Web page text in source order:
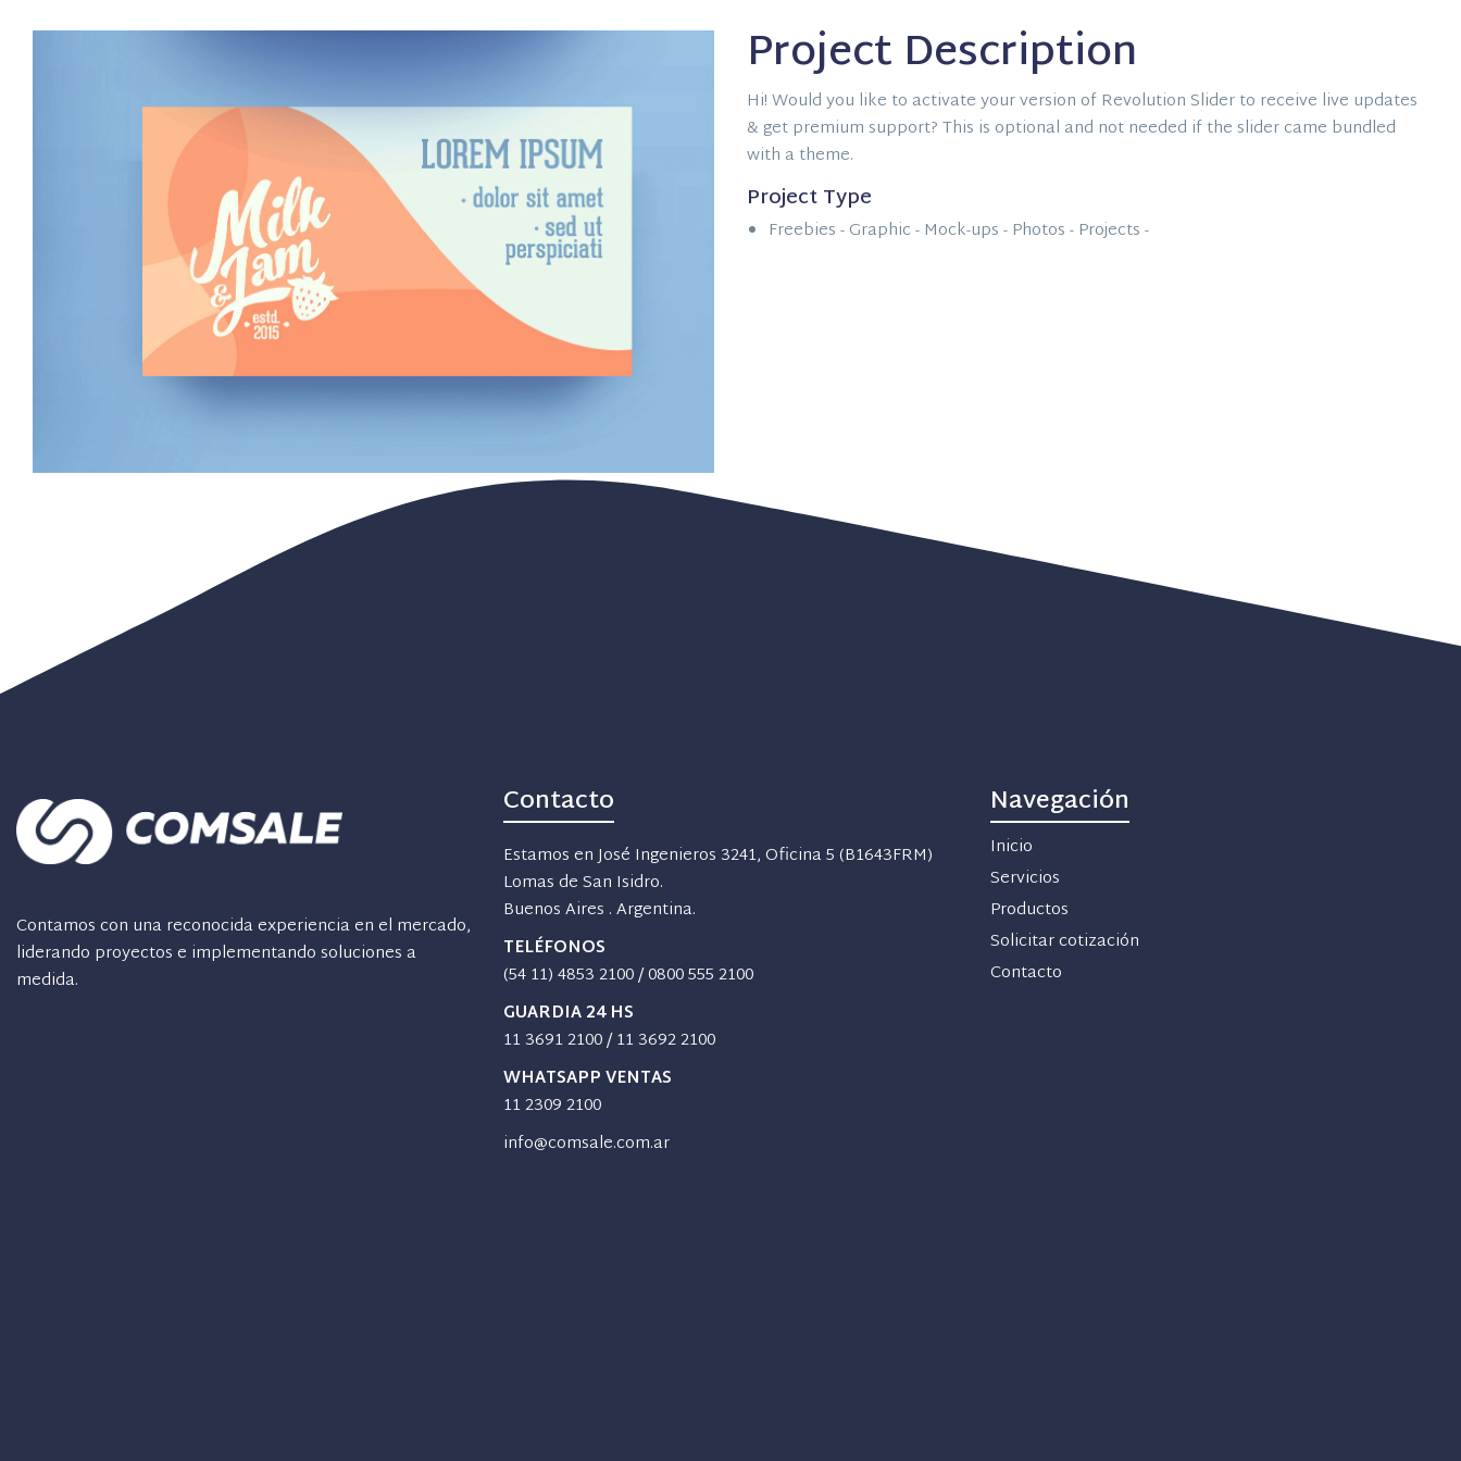
Project Description
Hi! Would you like to activate your version of Revolution Slider to receive live updates
& get premium support? This is optional and not needed if the slider came bundled
with a theme.
Project Type
Freebies -Graphic -Mock-ups -Photos -Projects -
Contamos con una reconocida experiencia en el mercado,
liderando proyectos e implementando soluciones a
medida.
Contacto
Estamos en José Ingenieros 3241, Oficina 5 (B1643FRM)
Lomas de San Isidro.
Buenos Aires . Argentina.
TELÉFONOS
(54 11) 4853 2100/0800 555 2100
GUARDIA 24 HS
11 3691 2100/11 3692 2100
WHATSAPP VENTAS
11 2309 2100
info@comsale.com.ar
Navegación
Inicio
Servicios
Productos
Solicitar cotización
Contacto